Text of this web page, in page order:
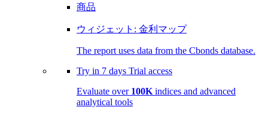
商品
ウィジェット: 金利マップ
The report uses data from the Cbonds database.
Try in 7 days Trial access
Evaluate over 100K indices and advanced
analytical tools